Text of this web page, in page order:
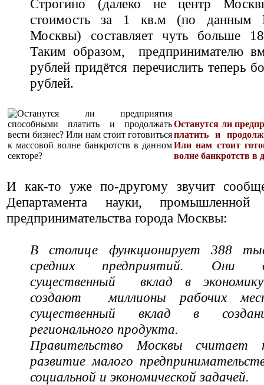
Строгино (далеко не центр
стоимость за 1 кв.м (по данным
Москвы) составляет чуть больше
Таким образом, предпринимателю
рублей придётся перечислить теперь
рублей.
Останутся ли
платить и
Или нам стоит
волне банкротств в
И как-то уже по-другому звучит
Департамента науки,
предпринимательства города Москвы:
В столице функционирует 388
средних предприятий. Они
существенный вклад в
создают миллионы рабочих
существенный вклад в
регионального продукта.
Правительство Москвы считает
развитие малого
социальной и экономической задачей.